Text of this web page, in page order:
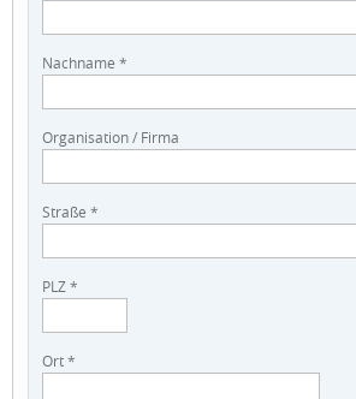
Nachname *
Organisation / Firma
Straße *
PLZ *
Ort *